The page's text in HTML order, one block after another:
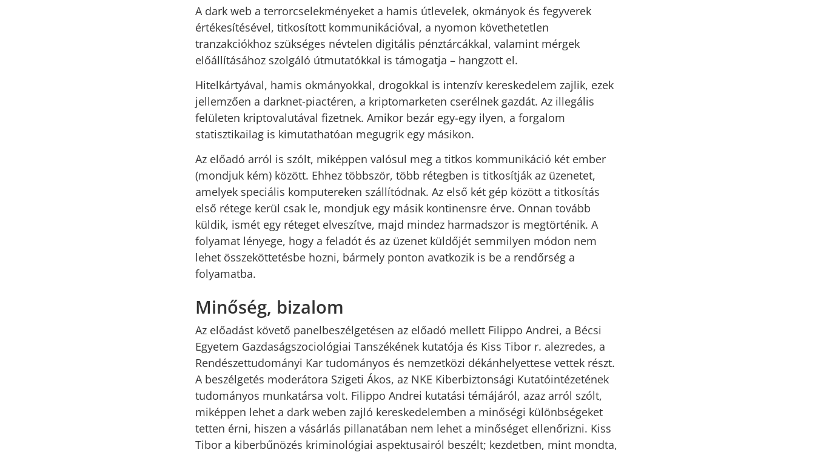
A dark web a terrorcselekményeket a hamis útlevelek, okmányok és fegyverek
értékesítésével, titkosított kommunikációval, a nyomon követhetetlen
tranzakciókhoz szükséges névtelen digitális pénztárcákkal, valamint mérgek
előállításához szolgáló útmutatókkal is támogatja – hangzott el.
Hitelkártyával, hamis okmányokkal, drogokkal is intenzív kereskedelem zajlik, ezek
jellemzően a darknet-piactéren, a kriptomarketen cserélnek gazdát. Az illegális
felületen kriptovalutával fizetnek. Amikor bezár egy-egy ilyen, a forgalom
statisztikailag is kimutathatóan megugrik egy másikon.
Az előadó arról is szólt, miképpen valósul meg a titkos kommunikáció két ember
(mondjuk kém) között. Ehhez többször, több rétegben is titkosítják az üzenetet,
amelyek speciális komputereken szállítódnak. Az első két gép között a titkosítás
első rétege kerül csak le, mondjuk egy másik kontinensre érve. Onnan tovább
küldik, ismét egy réteget elveszítve, majd mindez harmadszor is megtörténik. A
folyamat lényege, hogy a feladót és az üzenet küldőjét semmilyen módon nem
lehet összeköttetésbe hozni, bármely ponton avatkozik is be a rendőrség a
folyamatba.
Minőség, bizalom
Az előadást követő panelbeszélgetésen az előadó mellett Filippo Andrei, a Bécsi
Egyetem Gazdaságszociológiai Tanszékének kutatója és Kiss Tibor r. alezredes, a
Rendészettudományi Kar tudományos és nemzetközi dékánhelyettese vettek részt.
A beszélgetés moderátora Szigeti Ákos, az NKE Kiberbiztonsági Kutatóintézetének
tudományos munkatársa volt. Filippo Andrei kutatási témájáról, azaz arról szólt,
miképpen lehet a dark weben zajló kereskedelemben a minőségi különbségeket
tetten érni, hiszen a vásárlás pillanatában nem lehet a minőséget ellenőrizni. Kiss
Tibor a kiberbűnözés kriminológiai aspektusairól beszélt; kezdetben, mint mondta,